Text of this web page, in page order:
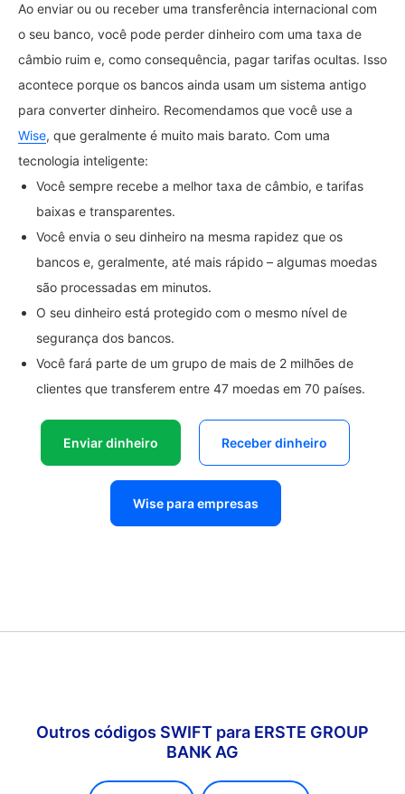
Ao enviar ou ou receber uma transferência internacional com
o seu banco, você pode perder dinheiro com uma taxa de
câmbio ruim e, como consequência, pagar tarifas ocultas. Isso
acontece porque os bancos ainda usam um sistema antigo
para converter dinheiro. Recomendamos que você use a
Wise, que geralmente é muito mais barato. Com uma
tecnologia inteligente:
Você sempre recebe a melhor taxa de câmbio, e tarifas
baixas e transparentes.
Você envia o seu dinheiro na mesma rapidez que os
bancos e, geralmente, até mais rápido – algumas moedas
são processadas em minutos.
O seu dinheiro está protegido com o mesmo nível de
segurança dos bancos.
Você fará parte de um grupo de mais de 2 milhões de
clientes que transferem entre 47 moedas em 70 países.
Enviar dinheiro Receber dinheiro
Wise para empresas
Outros códigos SWIFT para ERSTE GROUP
BANK AG